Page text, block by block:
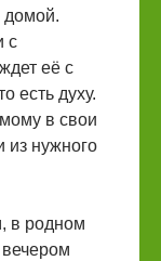
домой.
с
её с
есть духу.
в свои
из нужного
в родном